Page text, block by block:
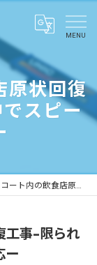
原状回復
スピー
店原状回復工事-限られた工期の中でスピーディーに対応ー
工事-限られ
ー